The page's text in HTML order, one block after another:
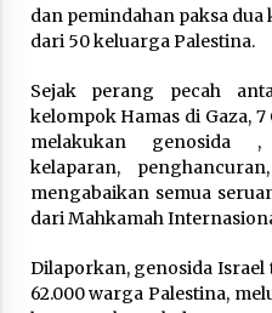
dan pemindahan paksa
dari 50 keluarga Palestina.
Sejak perang pecah
kelompok Hamas di Gaza,
melakukan genosida ,
kelaparan,
mengabaikan semua
dari Mahkamah
Dilaporkan, genosida
62.000 warga Palestina,